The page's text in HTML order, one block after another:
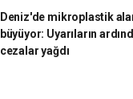
Deniz'de mikroplastik
büyüyor: Uyarıların
cezalar yağdı